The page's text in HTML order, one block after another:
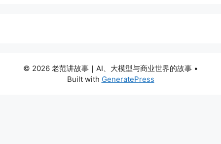
© 2026 老范讲故事｜AI、大模型与商业世界的故事 •
Built with GeneratePress